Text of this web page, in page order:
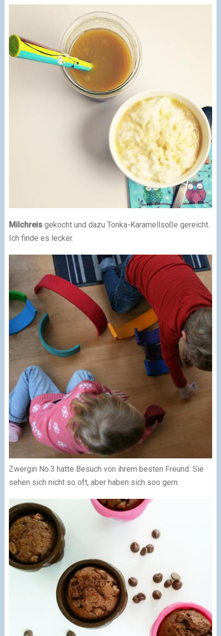
Milchreisgekocht und dazu Tonka-Karamellsoße gereicht.
Ich finde es lecker.
Zwergin No.3 hatte Besuch von ihrem besten Freund. Sie
sehen sich nicht so oft, aber haben sich soo gern.